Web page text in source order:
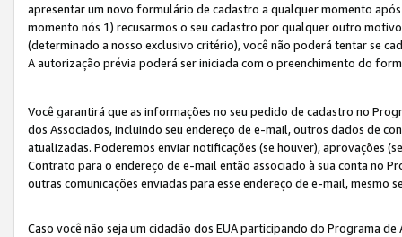
apresentar um novo formulário de cadastro a qualquer momento
momento nós 1) recusarmos o seu cadastro por qualquer outro
(determinado a nosso exclusivo critério), você não poderá tentar se
A autorização prévia poderá ser iniciada com o preenchimento do
Você garantirá que as informações no seu pedido de cadastro no
dos Associados, incluindo seu endereço de e-mail, outros dados de
atualizadas. Poderemos enviar notificações (se houver), aprovações
Contrato para o endereço de e-mail então associado à sua conta no
outras comunicações enviadas para esse endereço de e-mail,
Caso você não seja um cidadão dos EUA participando do Programa